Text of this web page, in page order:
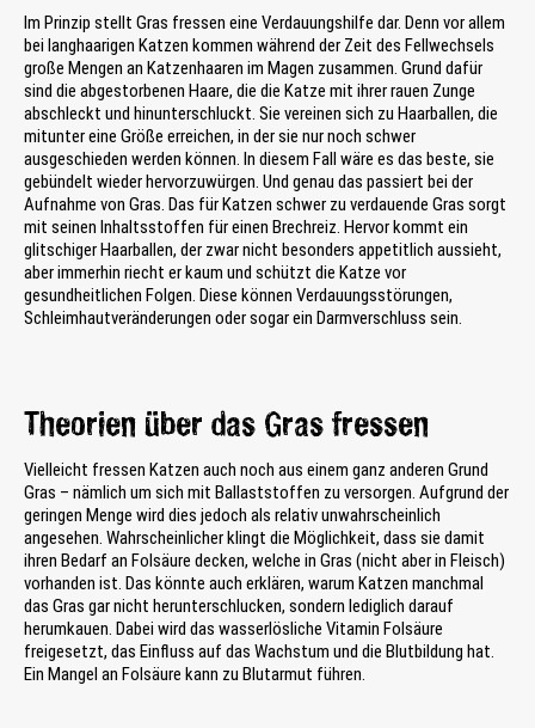
Im Prinzip stellt Gras fressen eine Verdauungshilfe dar. Denn vor allem
bei langhaarigen Katzen kommen während der Zeit des Fellwechsels
große Mengen an Katzenhaaren im Magen zusammen. Grund dafür
sind die abgestorbenen Haare, die die Katze mit ihrer rauen Zunge
abschleckt und hinunterschluckt. Sie vereinen sich zu Haarballen, die
mitunter eine Größe erreichen, in der sie nur noch schwer
ausgeschieden werden können. In diesem Fall wäre es das beste, sie
gebündelt wieder hervorzuwürgen. Und genau das passiert bei der
Aufnahme von Gras. Das für Katzen schwer zu verdauende Gras sorgt
mit seinen Inhaltsstoffen für einen Brechreiz. Hervor kommt ein
glitschiger Haarballen, der zwar nicht besonders appetitlich aussieht,
aber immerhin riecht er kaum und schützt die Katze vor
gesundheitlichen Folgen. Diese können Verdauungsstörungen,
Schleimhautveränderungen oder sogar ein Darmverschluss sein.
Theorien über das Gras fressen
Vielleicht fressen Katzen auch noch aus einem ganz anderen Grund
Gras – nämlich um sich mit Ballaststoffen zu versorgen. Aufgrund der
geringen Menge wird dies jedoch als relativ unwahrscheinlich
angesehen. Wahrscheinlicher klingt die Möglichkeit, dass sie damit
ihren Bedarf an Folsäure decken, welche in Gras (nicht aber in Fleisch)
vorhanden ist. Das könnte auch erklären, warum Katzen manchmal
das Gras gar nicht herunterschlucken, sondern lediglich darauf
herumkauen. Dabei wird das wasserlösliche Vitamin Folsäure
freigesetzt, das Einfluss auf das Wachstum und die Blutbildung hat.
Ein Mangel an Folsäure kann zu Blutarmut führen.